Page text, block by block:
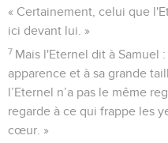
« Certainement, celui que
ici devant lui. »
7 Mais l'Eternel dit à Samuel
apparence et à sa grande
l’Eternel n’a pas le même
regarde à ce qui frappe les
cœur. »